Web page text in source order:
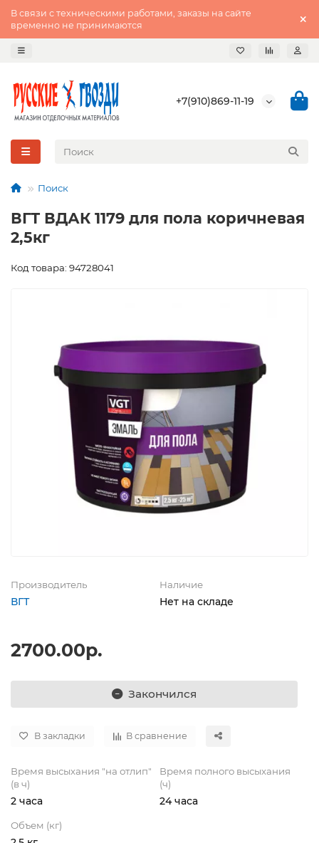
В связи с техническими работами, заказы на сайте
временно не принимаются
+7(910)869-11-19
Поиск
ВГТ ВДАК 1179 для пола коричневая
2,5кг
Код товара: 94728041
Производитель
ВГТ
Наличие
Нет на складе
2700.00р.
Закончился
В закладки В сравнение
Время высыхания "на отлип"
(в ч)
2 часа
Время полного высыхания
(ч)
24 часа
Объем (кг)